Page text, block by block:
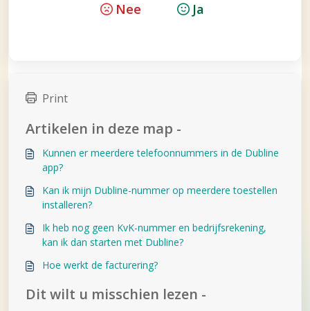
Nee Ja
Print
Artikelen in deze map -
Kunnen er meerdere telefoonnummers in de Dubline
app?
Kan ik mijn Dubline-nummer op meerdere toestellen
installeren?
Ik heb nog geen KvK-nummer en bedrijfsrekening,
kan ik dan starten met Dubline?
Hoe werkt de facturering?
Dit wilt u misschien lezen -